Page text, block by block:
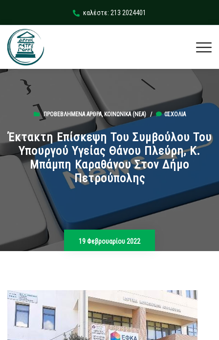
καλέστε: 213 2024401
ΠΡΟΒΕΒΛΗΜΈΝΑ ΆΡΘΡΑ, ΚΟΙΝΩΝΙΚΆ (ΝΕΑ)/ 0ΣΧΌΛΙΑ
Έκτακτη Επίσκεψη Του Συμβούλου Του
Υπουργού Υγείας Θάνου Πλεύρη, Κ.
Μπάμπη Καραθάνου Στον Δήμο
Πετρούπολης
19 Φεβρουαρίου 2022